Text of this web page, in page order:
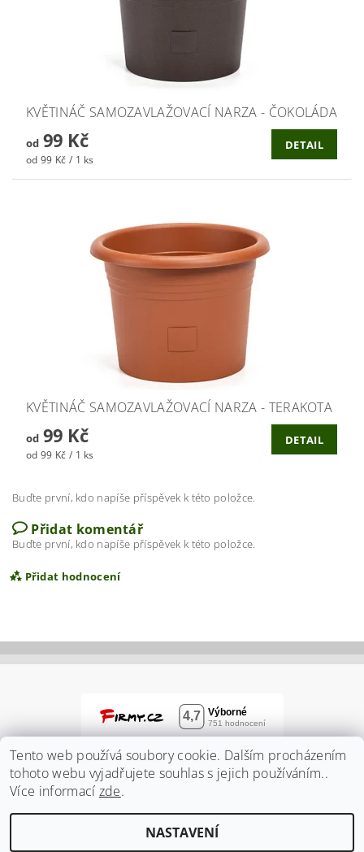
KVĚTINÁČ SAMOZAVLAŽOVACÍ NARZA - ČOKOLÁDA
od99 Kč
od 99 Kč / 1 ks
DETAIL
KVĚTINÁČ SAMOZAVLAŽOVACÍ NARZA - TERAKOTA
od99 Kč
od 99 Kč / 1 ks
DETAIL
Buďte první, kdo napíše příspěvek k této položce.
Přidat komentář
Buďte první, kdo napíše příspěvek k této položce.
Přidat hodnocení
Vložením hodnocení souhlasíte spodmínkami
ochrany osobních údajů
Tento web používá soubory cookie. Dalším procházením
tohoto webu vyjadřujete souhlas s jejich používáním..
Více informací zde.
NASTAVENÍ